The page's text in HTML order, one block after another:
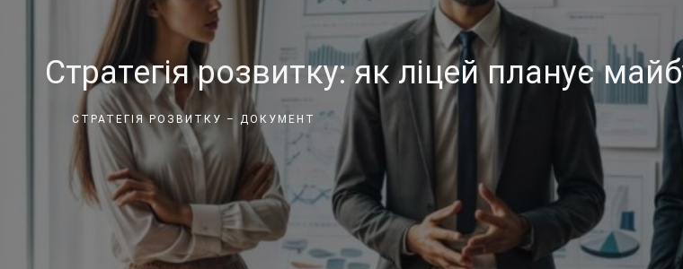
Стратегія розвитку: як ліцей планує
СТРАТЕГІЯ РОЗВИТКУ – ДОКУМЕНТ